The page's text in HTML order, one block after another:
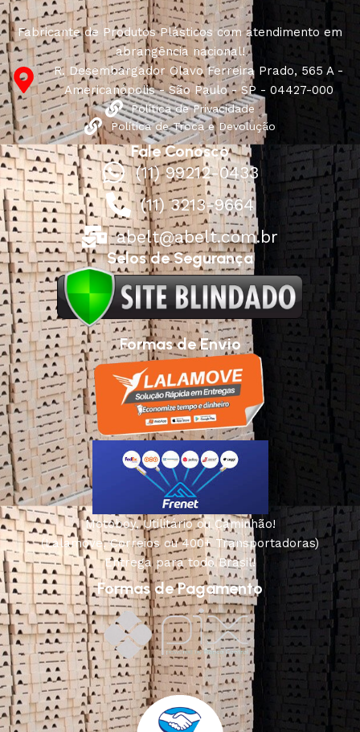
Fabricante de Produtos Plásticos com atendimento em
abrangência nacional!
R. Desembargador Olavo Ferreira Prado, 565 A -
Americanópolis - São Paulo - SP - 04427-000
Política de Privacidade
Política de Troca e Devolução
Fale Conosco
(11) 99212-0433
(11) 3213-9664
abelt@abelt.com.br
Selos de Segurança
Formas de Envio
Motoboy, Utilitário ou Caminhão!
(Lalamove, Correios ou 400+ Transportadoras)
Entrega para todo Brasil!
Formas de Pagamento